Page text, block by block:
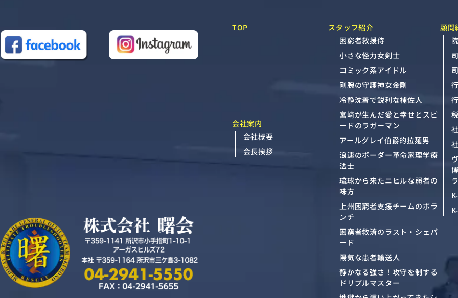
TOP
会社案内
会社概要
会長挨拶
スタッフ紹介
困窮者救援侍
小さな怪力女剣士
コミック系アイドル
剛腕の守護神女金剛
冷静沈着で鋭利な補佐人
宮﨑が生んだ愛と幸せとスピ
ードのラガーマン
アールグレイ伯爵的拉麺男
浪速のボーダー革命家理学療
法士
琉球から来たニヒルな弱者の
味方
上州困窮者支援チームのボラ
ンチ
困窮者救済のラスト・シェパ
ード
陽気な患者輸送人
静かなる強さ！攻守を制する
ドリブルマスター
顧問